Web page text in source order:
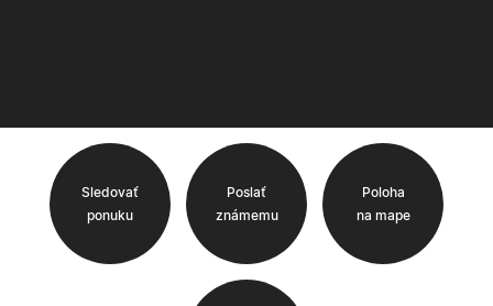
Sledovať
ponuku
Poslať
známemu
Poloha
na mape